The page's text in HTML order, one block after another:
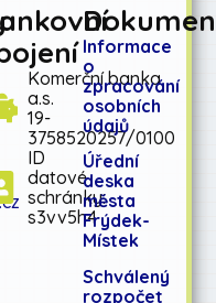
Komerční banka
a.s.
19-
3758520257/0100
ID
datové
schránky:
s3vv5h4
Informace
o
zpracování
osobních
údajů
Úřední
deska
města
Frýdek-
Místek
Schválený
rozpočet